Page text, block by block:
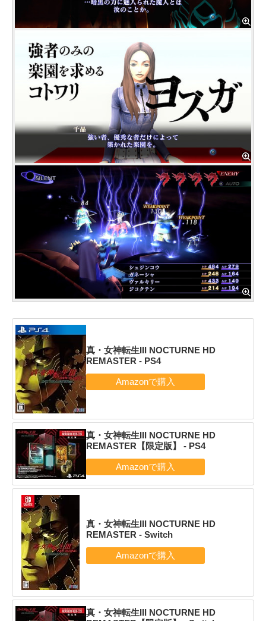
真・女神転生III NOCTURNE HD
REMASTER - PS4
真・女神転生III NOCTURNE HD
REMASTER【限定版】 - PS4
真・女神転生III NOCTURNE HD
REMASTER - Switch
真・女神転生III NOCTURNE HD